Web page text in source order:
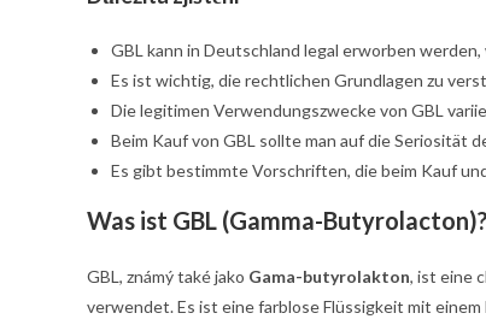
GBL kann in Deutschland legal erworben
Es ist wichtig, die rechtlichen Grundlagen zu
Die legitimen Verwendungszwecke von GBL
Beim Kauf von GBL sollte man auf die Seriosität
Es gibt bestimmte Vorschriften, die beim Kauf
Was ist GBL (Gamma-Butyrolacton)?
GBL, známý také jako Gama-butyrolakton, ist eine
verwendet. Es ist eine farblose Flüssigkeit mit